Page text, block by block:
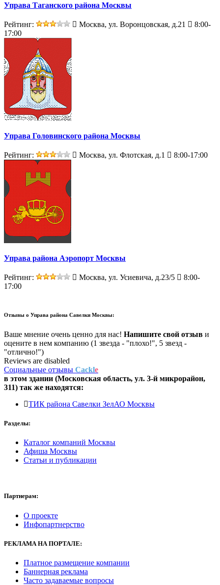
Управа Таганского района Москвы
Рейтинг: Москва, ул. Воронцовская, д.21
8:00-
17:00
Управа Головинского района Москвы
Рейтинг: Москва, ул. Флотская, д.1 8:00-17:00
Управа района Аэропорт Москвы
Рейтинг: Москва, ул. Усиевича, д.23/5
8:00-
17:00
Отзывы о Управа района Савелки Москвы:
Ваше мнение очень ценно для нас! Напишите свой отзыв и
оцените в нем компанию (1 звезда - "плохо!", 5 звезд -
"отлично!")
Reviews are disabled
Социальные отзывы Cackle
в этом здании (Московская область, ул. 3-й микрорайон,
311) так же находятся:
ТИК района Савелки ЗелАО Москвы
Разделы:
Каталог компаний Москвы
Афиша Москвы
Статьи и публикации
Партнерам:
О проекте
Инфопартнерство
РЕКЛАМА НА ПОРТАЛЕ:
Платное размещение компании
Баннерная реклама
Часто задаваемые вопросы